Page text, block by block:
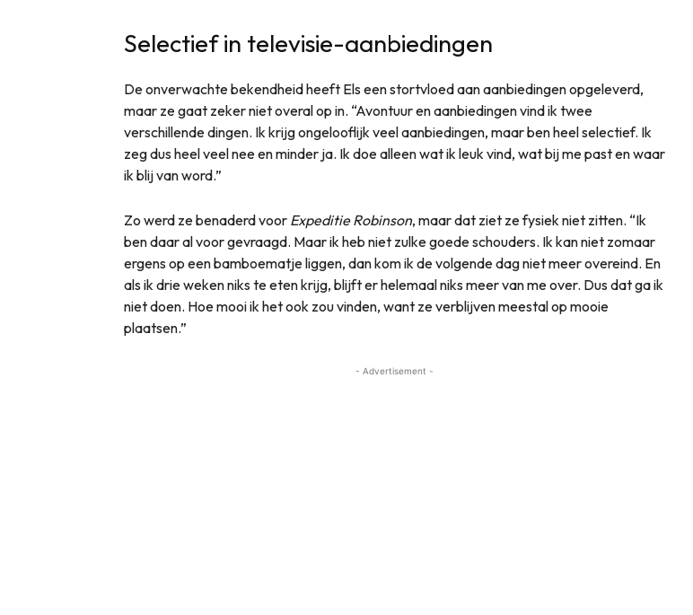
Selectief in televisie-aanbiedingen
De onverwachte bekendheid heeft Els een stortvloed aan aanbiedingen opgeleverd,
maar ze gaat zeker niet overal op in. “Avontuur en aanbiedingen vind ik twee
verschillende dingen. Ik krijg ongelooflijk veel aanbiedingen, maar ben heel selectief. Ik
zeg dus heel veel nee en minder ja. Ik doe alleen wat ik leuk vind, wat bij me past en waar
ik blij van word.”
Zo werd ze benaderd voor Expeditie Robinson, maar dat ziet ze fysiek niet zitten. “Ik
ben daar al voor gevraagd. Maar ik heb niet zulke goede schouders. Ik kan niet zomaar
ergens op een bamboematje liggen, dan kom ik de volgende dag niet meer overeind. En
als ik drie weken niks te eten krijg, blijft er helemaal niks meer van me over. Dus dat ga ik
niet doen. Hoe mooi ik het ook zou vinden, want ze verblijven meestal op mooie
plaatsen.”
- Advertisement -